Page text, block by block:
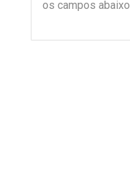
os campos abaixo.